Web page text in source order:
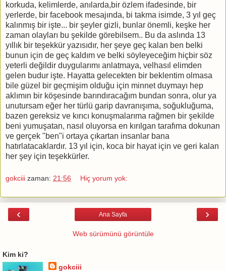
korkuda, kelimlerde, anılarda,bir özlem ifadesinde, bir
yerlerde, bir facebook mesajında, bi takma isimde, 3 yıl geç
kalınmış bir işte... bir şeyler gizli, bunlar önemli, keşke her
zaman olayları bu şekilde görebilsem.. Bu da aslında 13
yıllık bir teşekkür yazısıdır, her şeye geç kalan ben belki
bunun için de geç kaldım ve belki söyleyeceğim hiçbir söz
yeterli değildir duygularımı anlatmaya, velhasıl elimden
gelen budur işte. Hayatta gelecekten bir beklentim olmasa
bile güzel bir geçmişim olduğu için minnet duymayı hep
aklımın bir köşesinde barındıracağım bundan sonra, olur ya
unutursam eğer her türlü garip davranışıma, soğukluğuma,
bazen gereksiz ve kırıcı konuşmalarıma rağmen bir şekilde
beni yumuşatan, nasıl oluyorsa en kırılgan tarafıma dokunan
ve gerçek "ben"i ortaya çıkartan insanlar bana
hatırlatacaklardır. 13 yıl için, koca bir hayat için ve geri kalan
her şey için teşekkürler.
gokciii zaman: 21:56 Hiç yorum yok:
‹ ›
Ana Sayfa
Web sürümünü görüntüle
Kim ki?
gokciii